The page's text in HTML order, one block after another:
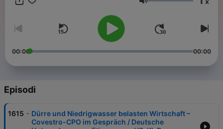
wichtigsten geldpolitischen Entscheidungen und Nachrichten
aus der Unternehmenswelt für Anlegerinnen und Anleger ein.
Handelsblatt Today finden Sie auf allen relevanten Podcast-
Plattformen – und natürlich auf der Handelsblatt-Website.
Hosts Solveig Gode, Nicole Bastian, Sandra Groeneveld, Nele
Anregungen loswerden möchten, dann schreiben Sie uns eine
Mail an today@handelsblatt.com. Sound-Design: Christian
Volume
00:00 00:00
Episodi
1615 - Dürre und Niedrigwasser belasten Wirtschaft –
Covestro-CPO im Gespräch / Deutsche